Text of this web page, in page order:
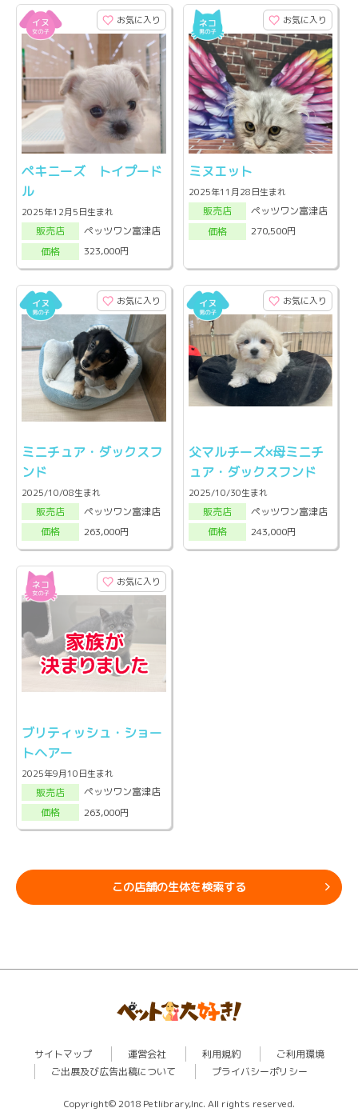
お気に入り
ペキニーズ トイプード
ル
2025年12月5日生まれ
販売店
ペッツワン富津店
価格
323,000円
お気に入り
ミヌエット
2025年11月28日生まれ
販売店
ペッツワン富津店
価格
270,500円
お気に入り
ミニチュア・ダックスフ
ンド
2025/10/08生まれ
販売店
ペッツワン富津店
価格
263,000円
お気に入り
父マルチーズ×母ミニチ
ュア・ダックスフンド
2025/10/30生まれ
販売店
ペッツワン富津店
価格
243,000円
お気に入り
ブリティッシュ・ショー
トヘアー
2025年9月10日生まれ
販売店
ペッツワン富津店
価格
263,000円
この店舗の生体を検索する
サイトマップ 運営会社 利用規約
ご利用環境
ご出展及び広告出稿について
プライバシーポリシー
Copyright© 2018 Petlibrary,Inc. All rights reserved.